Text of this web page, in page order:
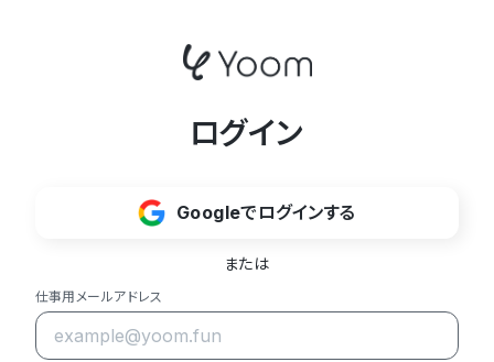
ログイン
Googleでログインする
または
仕事用メールアドレス